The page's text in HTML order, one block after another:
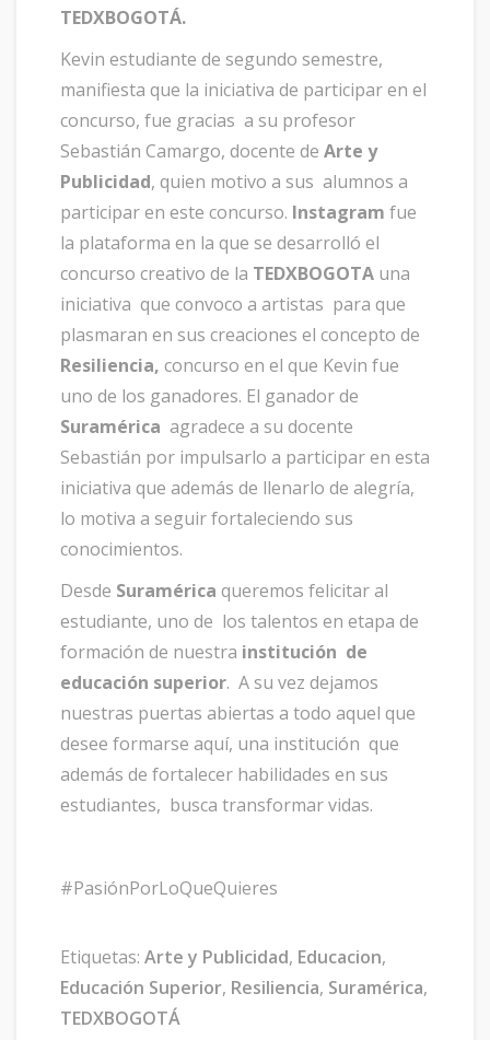
TEDXBOGOTÁ.
Kevin estudiante de segundo semestre,
manifiesta que la iniciativa de participar en el
concurso, fue gracias a su profesor
Sebastián Camargo, docente de Arte y
Publicidad, quien motivo a sus alumnos a
participar en este concurso. Instagram fue
la plataforma en la que se desarrolló el
concurso creativo de la TEDXBOGOTA una
iniciativa que convoco a artistas para que
plasmaran en sus creaciones el concepto de
Resiliencia, concurso en el que Kevin fue
uno de los ganadores. El ganador de
Suramérica agradece a su docente
Sebastián por impulsarlo a participar en esta
iniciativa que además de llenarlo de alegría,
lo motiva a seguir fortaleciendo sus
conocimientos.
Desde Suramérica queremos felicitar al
estudiante, uno de los talentos en etapa de
formación de nuestra institución de
educación superior. A su vez dejamos
nuestras puertas abiertas a todo aquel que
desee formarse aquí, una institución que
además de fortalecer habilidades en sus
estudiantes, busca transformar vidas.
#PasiónPorLoQueQuieres
Etiquetas: Arte y Publicidad, Educacion,
Educación Superior, Resiliencia, Suramérica,
TEDXBOGOTÁ